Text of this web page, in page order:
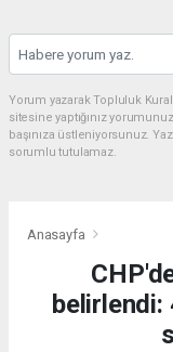
Yorum yazarak Topluluk
sitesine yaptığınız
başınıza üstleniyorsunuz.
sorumlu tutulamaz.
Anasayfa